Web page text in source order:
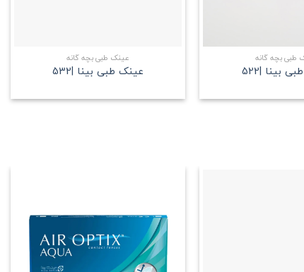
طبی بچه گانه
بینا |522
عینک طبی بچه گانه
عینک طبی بینا |532
علاقه